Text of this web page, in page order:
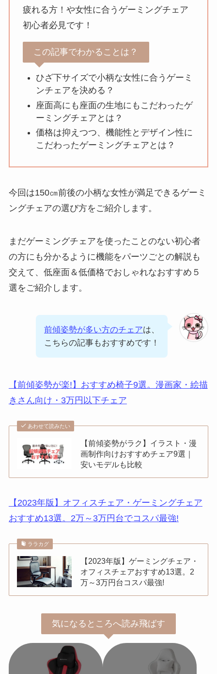
疲れる方！や女性に合うゲーミングチェア
初心者必見です！
この記事でわかることは？
ひざ下サイズで小柄な女性に合うゲーミ
ンチェアを決める？
座面高にも座面の生地にもこだわったゲ
ーミングチェアとは？
価格は抑えつつ、機能性とデザイン性に
こだわったゲーミングチェアとは？
今回は150㎝前後の小柄な女性が満足できるゲーミ
ングチェアの選び方をご紹介します。
まだゲーミングチェアを使ったことのない初心者
の方にも分かるように機能をパーツごとの解説も
交えて、低座面＆低価格でおしゃれなおすすめ５
選をご紹介します。
前傾姿勢が多い方のチェアは、
こちらの記事もおすすめです！
【前傾姿勢が楽!】おすすめ椅子9選。漫画家・絵描
きさん向け・3万円以下チェア
あわせて読みたい
【前傾姿勢がラク】イラスト・漫
画制作向けおすすめチェア9選｜
安いモデルも比較
【2023年版】オフィスチェア・ゲーミングチェア
おすすめ13選。2万～3万円台でコスパ最強!
ララカグ
【2023年版】ゲーミングチェア・
オフィスチェアおすすめ13選。2
万～3万円台コスパ最強!
気になるところへ読み飛ばす